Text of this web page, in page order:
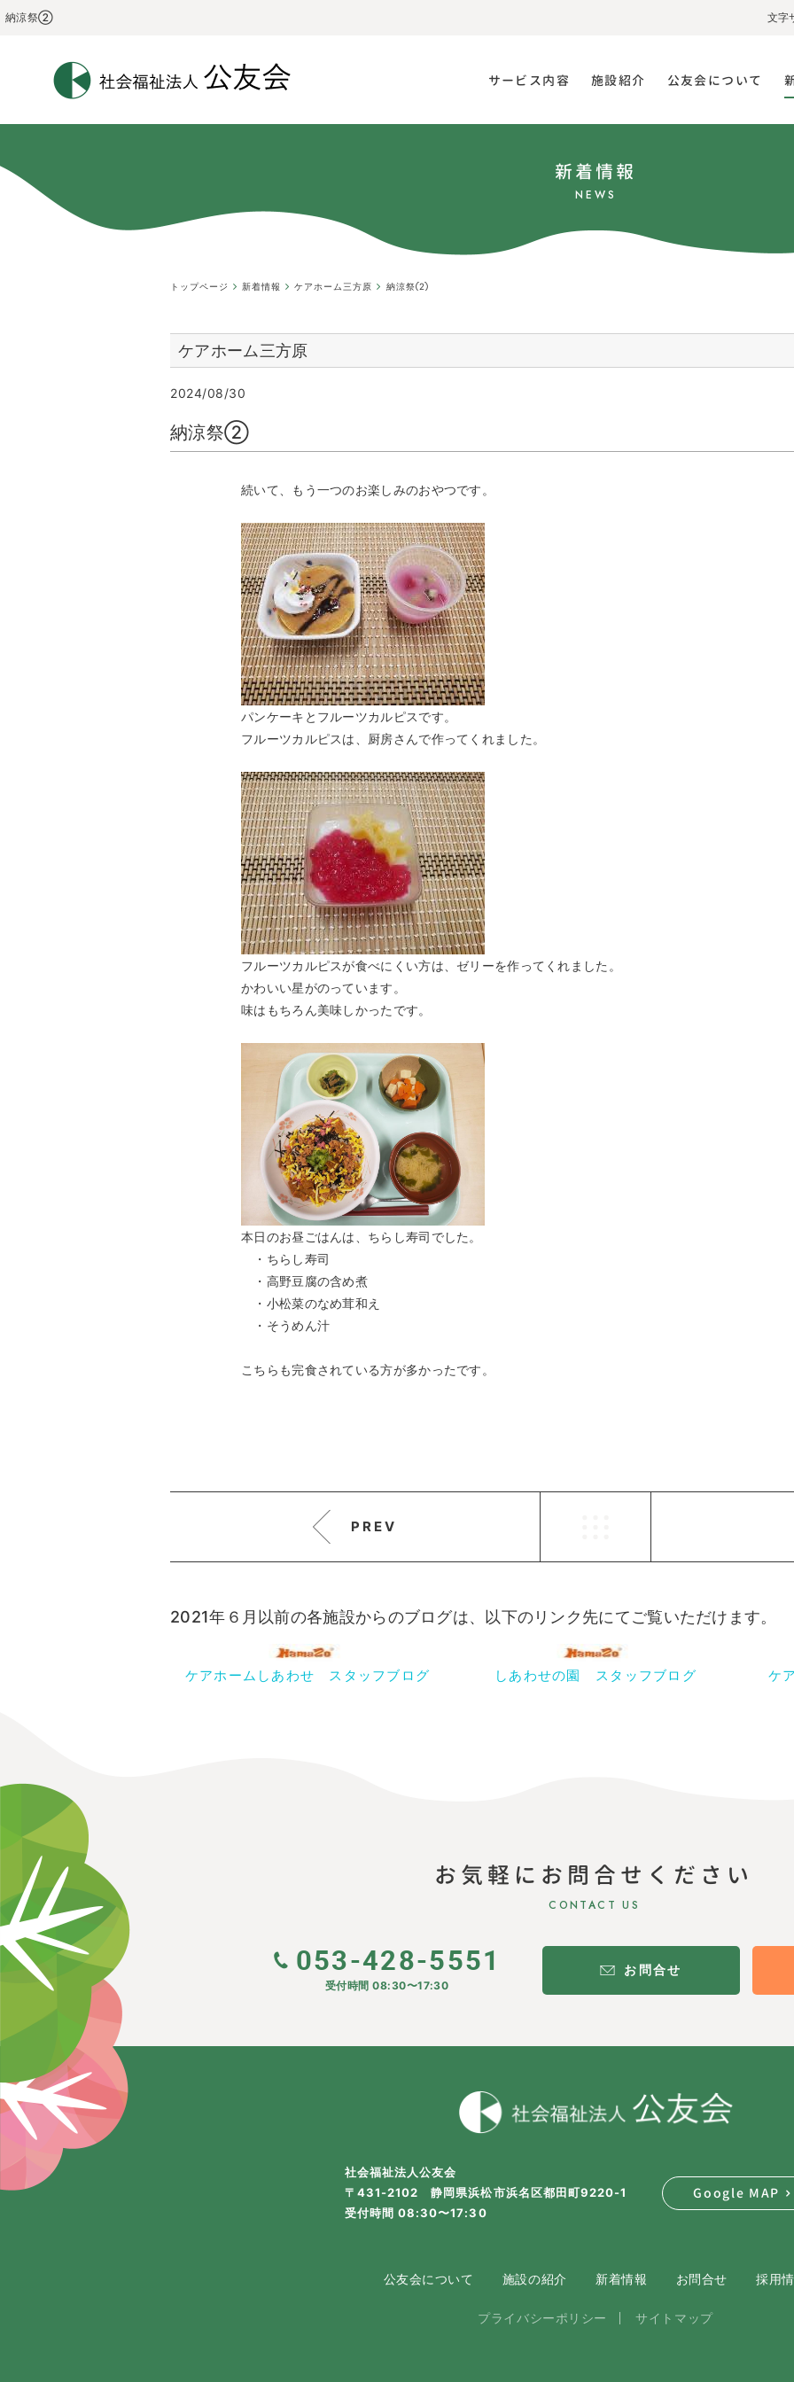
納涼祭② 文字
サービス内容 施設紹介 公友会について
新着情報
NEWS
トップページ 新着情報 ケアホーム三方原 納涼祭②
ケアホーム三方原
2024/08/30
納涼祭②
続いて、もう一つのお楽しみのおやつです。
パンケーキとフルーツカルピスです。
フルーツカルピスは、厨房さんで作ってくれました。
フルーツカルピスが食べにくい方は、ゼリーを作ってくれました。
かわいい星がのっています。
味はもちろん美味しかったです。
本日のお昼ごはんは、ちらし寿司でした。
・ちらし寿司
・高野豆腐の含め煮
・小松菜のなめ茸和え
・そうめん汁
こちらも完食されている方が多かったです。
PREV
2021年６月以前の各施設からのブログは、以下のリンク先にてご覧いただけます。
ケアホームしあわせ スタッフブログ しあわせの園 スタッフブログ ケ
お気軽にお問合せください
CONTACT US
053-428-5551
受付時間 08:30〜17:30
お問合せ
社会福祉法人公友会
〒431-2102 静岡県浜松市浜名区都田町9220-1
受付時間 08:30〜17:30
Google MAP
公友会について 施設の紹介 新着情報 お問合せ 採用
プライバシーポリシー サイトマップ